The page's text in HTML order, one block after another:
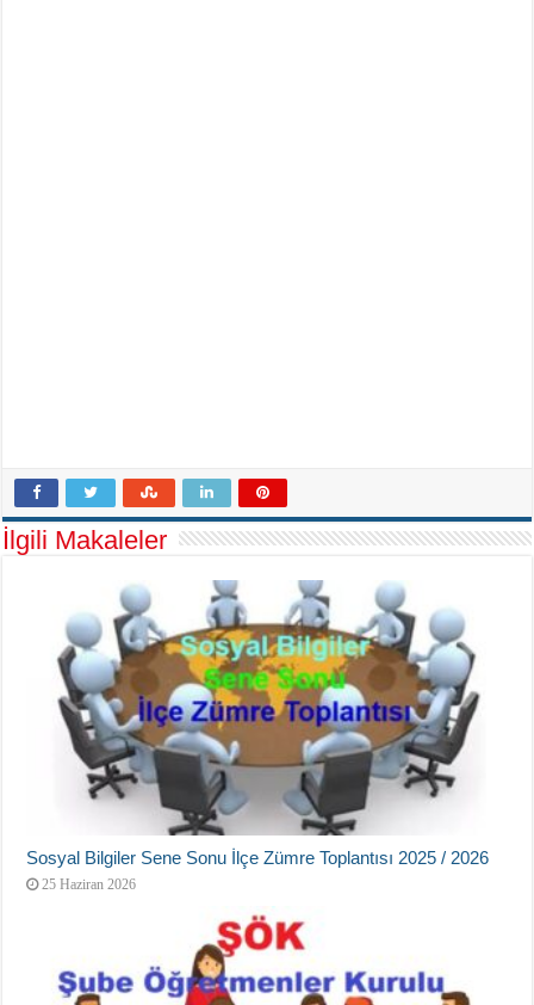
İlgili Makaleler
Sosyal Bilgiler Sene Sonu İlçe Zümre Toplantısı 2025 / 2026
25 Haziran 2026